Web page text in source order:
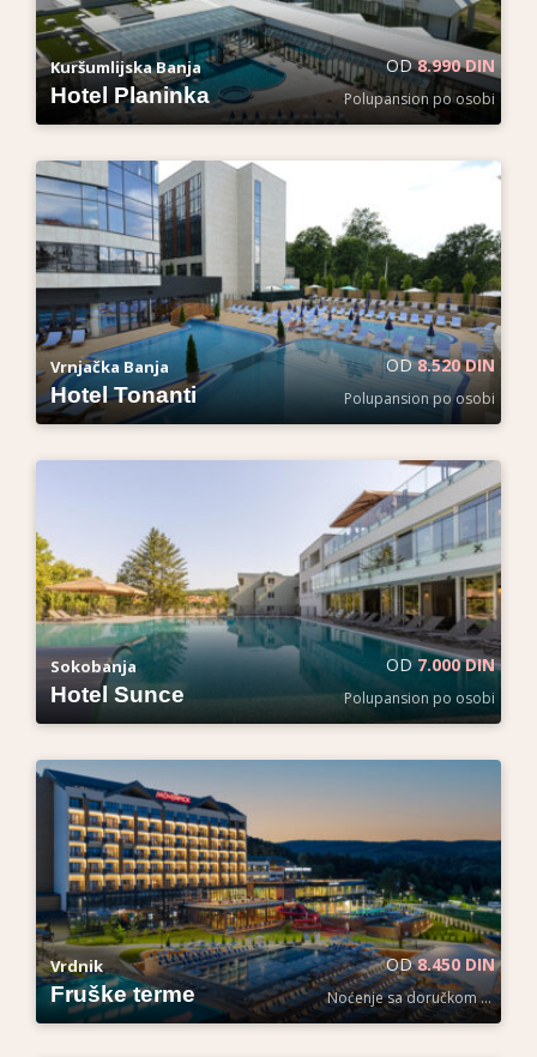
Kuršumlijska Banja
Hotel Planinka
OD8.990 DIN
Polupansion po osobi
Vrnjačka Banja
Hotel Tonanti
OD8.520 DIN
Polupansion po osobi
Sokobanja
Hotel Sunce
OD7.000 DIN
Polupansion po osobi
Vrdnik
Fruške terme
OD8.450 DIN
Noćenje sa doručkom po osobi